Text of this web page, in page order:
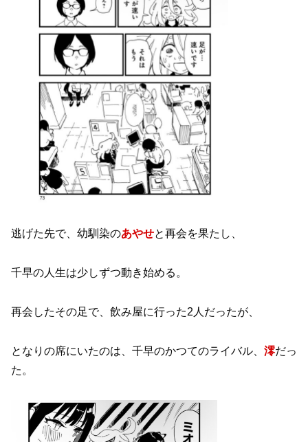
逃げた先で、幼馴染のあやせと再会を果たし、
千早の人生は少しずつ動き始める。
再会したその足で、飲み屋に行った2人だったが、
となりの席にいたのは、千早のかつてのライバル、 澪だっ
た。